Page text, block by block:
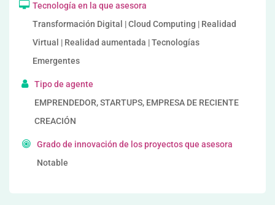
Tecnología en la que asesora
Transformación Digital | Cloud Computing | Realidad
Virtual | Realidad aumentada | Tecnologías
Emergentes
Tipo de agente
EMPRENDEDOR, STARTUPS, EMPRESA DE RECIENTE
CREACIÓN
Grado de innovación de los proyectos que asesora
Notable